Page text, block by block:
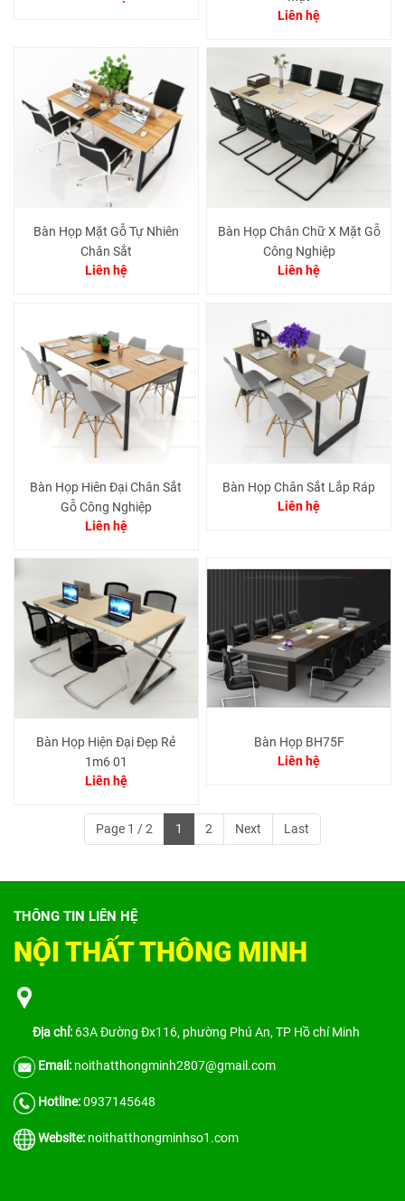
Liên hệ
Bàn Họp Mặt Gỗ Tự Nhiên
Chân Sắt
Liên hệ
Bàn Họp Chân Chữ X Mặt Gỗ
Công Nghiệp
Liên hệ
Bàn Họp Hiên Đại Chân Sắt
Gỗ Công Nghiệp
Liên hệ
Bàn Họp Chân Sắt Lắp Ráp
Liên hệ
Bàn Họp Hiện Đại Đẹp Rẻ
1m6 01
Liên hệ
Bàn Họp BH75F
Liên hệ
Page 1 / 2 1 2 Next Last
THÔNG TIN LIÊN HỆ
NỘI THẤT THÔNG MINH
Địa chỉ: 63A Đường Đx116, phường Phú An, TP Hồ chí Minh
Email: noithatthongminh2807@gmail.com
Hotline:0937145648
Website: noithatthongminhso1.com